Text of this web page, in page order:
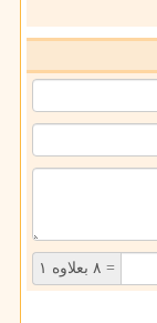
= ۸ بعلاوه ۱